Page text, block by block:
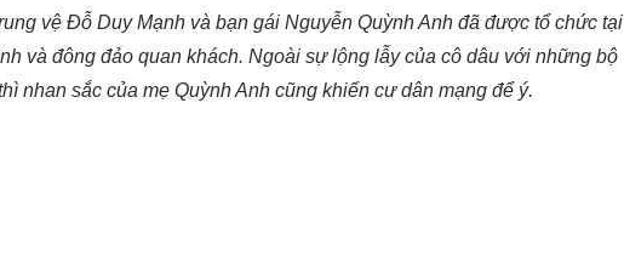
vệ Đỗ Duy Mạnh và bạn gái Nguyễn Quỳnh Anh đã được tổ chức tại
và đông đảo quan khách. Ngoài sự lộng lẫy của cô dâu với những bộ
nhan sắc của mẹ Quỳnh Anh cũng khiến cư dân mạng để ý.